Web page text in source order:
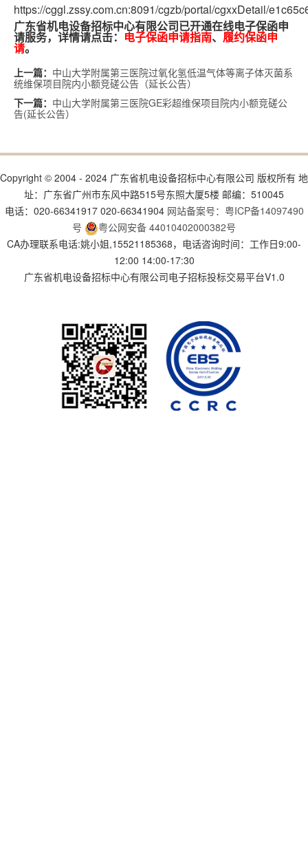
https://cggl.zssy.com.cn:8091/cgzb/portal/cgxxDetail/
广东省机电设备招标中心有限公司已开通在线电子保函申
请服务，详情请点击： 电子保函申请指南、履约保函申
请。
上一篇： 中山大学附属第三医院过氧化氢低温气体等离子体灭菌系
统维保项目院内小额竞磋公告（延长公告）
下一篇： 中山大学附属第三医院GE彩超维保项目院内小额竞磋公
告(延长公告）
Copyright © 2004 - 2024 广东省机电设备招标中心有限公司 版权所有 地
址：广东省广州市东风中路515号东照大厦5楼 邮编：510045
电话：020-66341917 020-66341904 网站备案号：粤ICP备14097490
号
粤公网安备 44010402000382号
CA办理联系电话:姚小姐,15521185368，电话咨询时间：工作日9:00-
12:00 14:00-17:30
广东省机电设备招标中心有限公司电子招标投标交易平台V1.0